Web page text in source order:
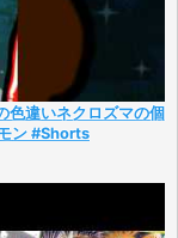
色違いネクロズマの個
ン #Shorts